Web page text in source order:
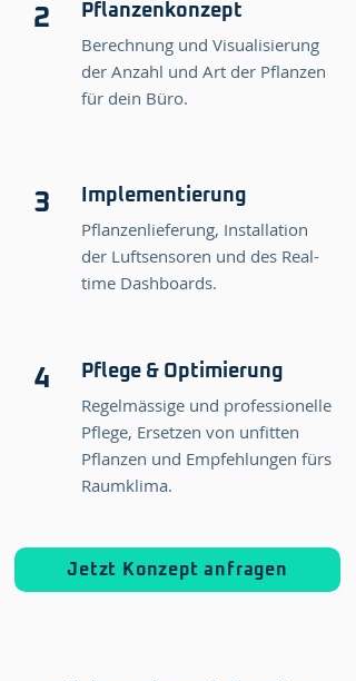
2 Pflanzenkonzept
Berechnung und Visualisierung
der Anzahl und Art der Pflanzen
für dein Büro.
3 Implementierung
Pflanzenlieferung, Installation
der Luftsensoren und des Real-
time Dashboards.
4 Pflege & Optimierung
Regelmässige und professionelle
Pflege, Ersetzen von unfitten
Pflanzen und Empfehlungen fürs
Raumklima.
Jetzt Konzept anfragen